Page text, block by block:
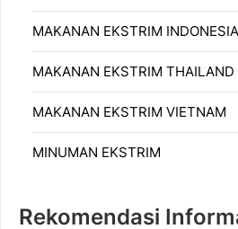
MAKANAN EKSTRIM INDONESIA
MAKANAN EKSTRIM THAILAND
MAKANAN EKSTRIM VIETNAM
MINUMAN EKSTRIM
Rekomendasi